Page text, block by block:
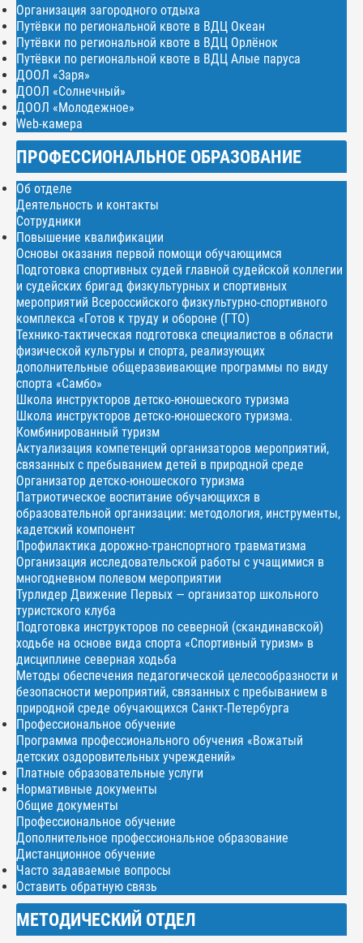
Организация загородного отдыха
Путёвки по региональной квоте в ВДЦ Океан
Путёвки по региональной квоте в ВДЦ Орлёнок
Путёвки по региональной квоте в ВДЦ Алые паруса
ДООЛ «Заря»
ДООЛ «Солнечный»
ДООЛ «Молодежное»
Web-камера
ПРОФЕССИОНАЛЬНОЕ ОБРАЗОВАНИЕ
Об отделе
Деятельность и контакты
Сотрудники
Повышение квалификации
Основы оказания первой помощи обучающимся
Подготовка спортивных судей главной судейской коллегии
и судейских бригад физкультурных и спортивных
мероприятий Всероссийского физкультурно-спортивного
комплекса «Готов к труду и обороне (ГТО)
Технико-тактическая подготовка специалистов в области
физической культуры и спорта, реализующих
дополнительные общеразвивающие программы по виду
спорта «Самбо»
Школа инструкторов детско-юношеского туризма
Школа инструкторов детско-юношеского туризма.
Комбинированный туризм
Актуализация компетенций организаторов мероприятий,
связанных с пребыванием детей в природной среде
Организатор детско-юношеского туризма
Патриотическое воспитание обучающихся в
образовательной организации: методология, инструменты,
кадетский компонент
Профилактика дорожно-транспортного травматизма
Организация исследовательской работы с учащимися в
многодневном полевом мероприятии
Турлидер Движение Первых — организатор школьного
туристского клуба
Подготовка инструкторов по северной (скандинавской)
ходьбе на основе вида спорта «Спортивный туризм» в
дисциплине северная ходьба
Методы обеспечения педагогической целесообразности и
безопасности мероприятий, связанных с пребыванием в
природной среде обучающихся Санкт-Петербурга
Профессиональное обучение
Программа профессионального обучения «Вожатый
детских оздоровительных учреждений»
Платные образовательные услуги
Нормативные документы
Общие документы
Профессиональное обучение
Дополнительное профессиональное образование
Дистанционное обучение
Часто задаваемые вопросы
Оставить обратную связь
МЕТОДИЧЕСКИЙ ОТДЕЛ